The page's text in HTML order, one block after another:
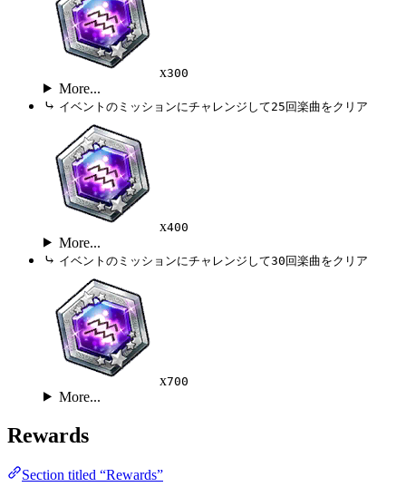
x300
More...
⤷ イベントのミッションにチャレンジして25回楽曲をクリア
x400
More...
⤷ イベントのミッションにチャレンジして30回楽曲をクリア
x700
More...
Rewards
Section titled “Rewards”